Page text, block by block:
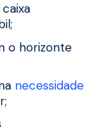
o horizonte
necessidade